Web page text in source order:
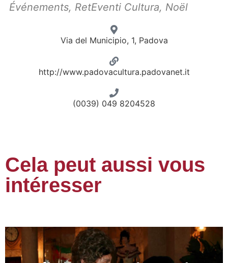
Événements, RetEventi Cultura, Noël
Via del Municipio, 1, Padova
http://www.padovacultura.padovanet.it
(0039) 049 8204528
Cela peut aussi vous
intéresser